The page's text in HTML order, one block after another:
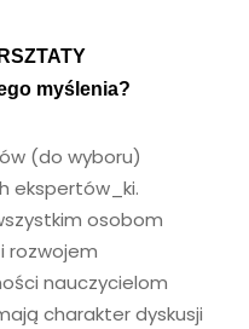
myślenia?
(do wyboru)
ekspertów_ki.
osobom
rozwojem
nauczycielom
charakter dyskusji